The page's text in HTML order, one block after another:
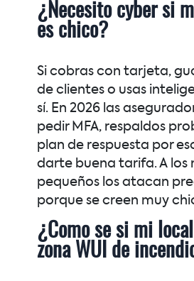
¿Necesito cyber si
es chico?
Si cobras con tarjeta,
de clientes o usas
sí. En 2026 las
pedir MFA, respaldos
plan de respuesta por
darte buena tarifa. A los
pequeños los atacan
porque se creen muy
¿Como se si mi
zona WUI de